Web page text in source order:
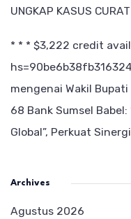
UNGKAP KASUS
* * * $3,222 credit
mengenai Wakil
68 Bank Sumsel
Global”, Perkuat
Archives
Agustus 2026